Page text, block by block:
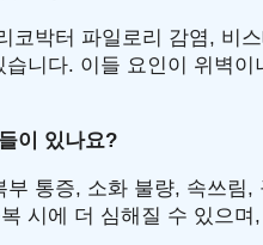
코박터 파일로리 감염, 비
니다. 이들 요인이 위벽
이 있나요?
통증, 소화 불량, 속쓰림,
시에 더 심해질 수 있으